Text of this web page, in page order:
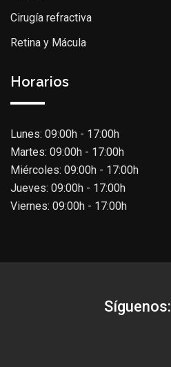
Cirugía refractiva
Retina y Mácula
Horarios
Lunes: 09:00h - 17:00h
Martes: 09:00h - 17:00h
Miércoles: 09:00h - 17:00h
Jueves: 09:00h - 17:00h
Viernes: 09:00h - 17:00h
Síguenos: